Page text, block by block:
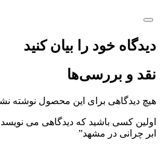
دیدگاه خود را بیان کنید
نقد و بررسی‌ها
هیچ دیدگاهی برای این محصول نوشته
اولین کسی باشید که دیدگاهی می
ابر چرانی در مشهد”